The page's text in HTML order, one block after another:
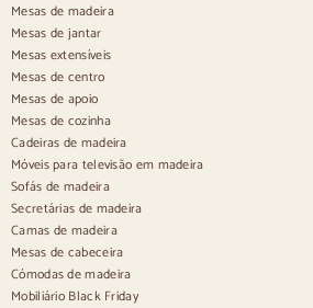
Aparadores de cozinha
Mesas de madeira
Mesas de jantar
Mesas extensíveis
Mesas de centro
Mesas de apoio
Mesas de cozinha
Cadeiras de madeira
Móveis para televisão em madeira
Sofás de madeira
Secretárias de madeira
Camas de madeira
Mesas de cabeceira
Cómodas de madeira
Mobiliário Black Friday